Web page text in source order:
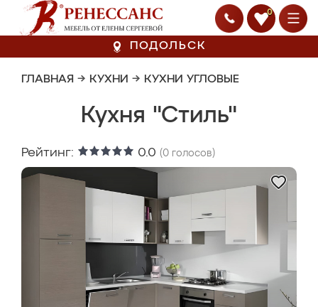
0
ПОДОЛЬСК
ГЛАВНАЯ → КУХНИ → КУХНИ УГЛОВЫЕ
Кухня "Стиль"
Рейтинг: 0.0 (0 голосов)